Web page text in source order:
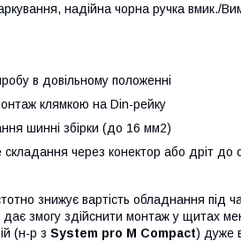
надійна чорна ручка вмик./
в довільному положенні
клямкою на Din-рейку
шинні збірки (до 16 мм2)
через конектор або дріт до
знижує вартість обладнання
змогу здійснити монтаж у щитах
(н-р з System pro M Compact) дуже